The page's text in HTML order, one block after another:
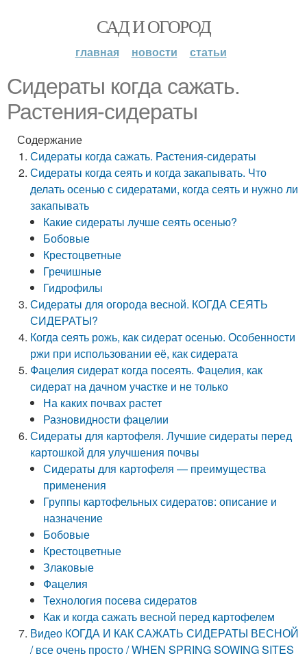
САД И ОГОРОД
главная новости статьи
Сидераты когда сажать.
Растения-сидераты
Содержание
Сидераты когда сажать. Растения-сидераты
Сидераты когда сеять и когда закапывать. Что
делать осенью с сидератами, когда сеять и нужно ли
закапывать
Какие сидераты лучше сеять осенью?
Бобовые
Крестоцветные
Гречишные
Гидрофилы
Сидераты для огорода весной. КОГДА СЕЯТЬ
СИДЕРАТЫ?
Когда сеять рожь, как сидерат осенью. Особенности
ржи при использовании её, как сидерата
Фацелия сидерат когда посеять. Фацелия, как
сидерат на дачном участке и не только
На каких почвах растет
Разновидности фацелии
Сидераты для картофеля. Лучшие сидераты перед
картошкой для улучшения почвы
Сидераты для картофеля — преимущества
применения
Группы картофельных сидератов: описание и
назначение
Бобовые
Крестоцветные
Злаковые
Фацелия
Технология посева сидератов
Как и когда сажать весной перед картофелем
Видео КОГДА И КАК САЖАТЬ СИДЕРАТЫ ВЕСНОЙ
/ все очень просто / WHEN SPRING SOWING SITES